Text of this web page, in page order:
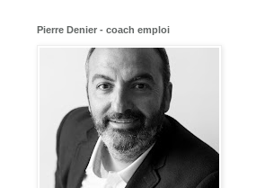
Pierre Denier - coach emploi